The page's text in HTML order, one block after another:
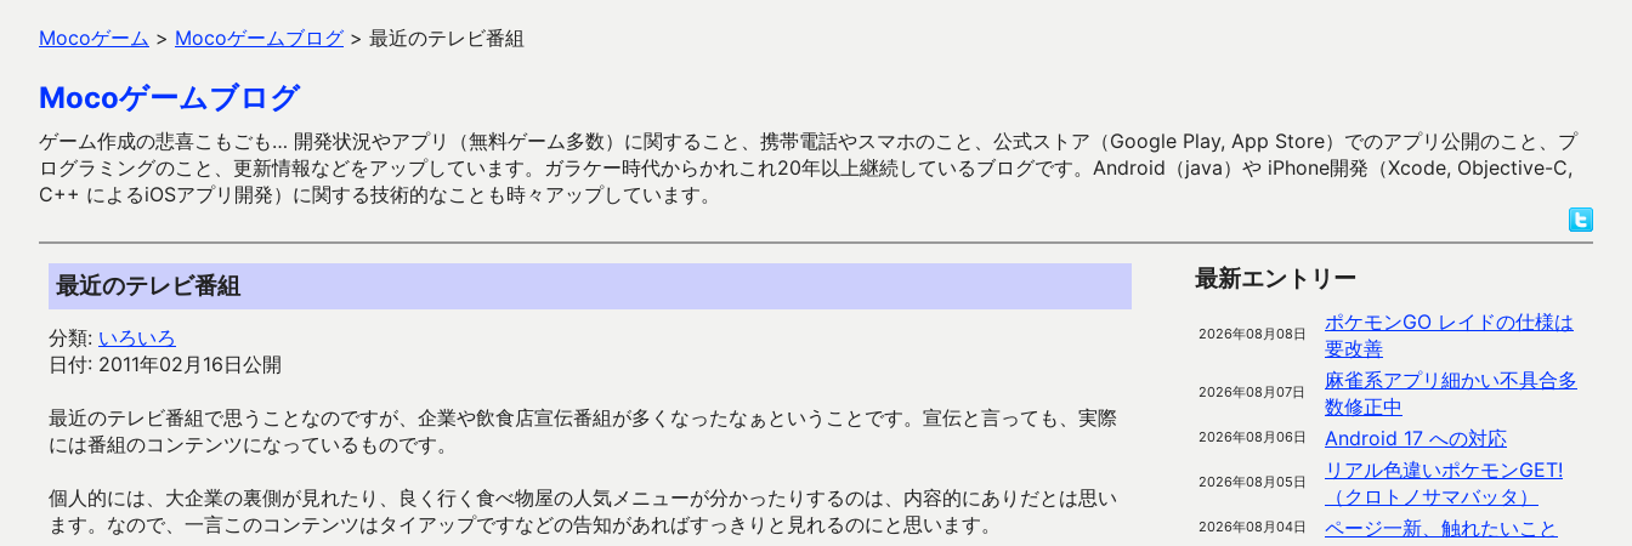
Mocoゲーム > Mocoゲームブログ > 最近のテレビ番組
Mocoゲームブログ
ゲーム作成の悲喜こもごも… 開発状況やアプリ（無料ゲーム多数）に関すること、携帯電話やスマホのこと、公式ストア（Google Play, App Store）でのアプリ公開のこと、プ
ログラミングのこと、更新情報などをアップしています。ガラケー時代からかれこれ20年以上継続しているブログです。Android（java）や iPhone開発（Xcode, Objective-C,
C++ によるiOSアプリ開発）に関する技術的なことも時々アップしています。
最近のテレビ番組
分類: いろいろ
日付: 2011年02月16日公開
最近のテレビ番組で思うことなのですが、企業や飲食店宣伝番組が多くなったなぁということです。宣伝と言っても、実際
には番組のコンテンツになっているものです。
個人的には、大企業の裏側が見れたり、良く行く食べ物屋の人気メニューが分かったりするのは、内容的にありだとは思い
ます。なので、一言このコンテンツはタイアップですなどの告知があればすっきりと見れるのにと思います。
最新エントリー
2026年08月08日
ポケモンGO レイドの仕様は
要改善
2026年08月07日
麻雀系アプリ細かい不具合多
数修正中
2026年08月06日 Android 17 への対応
2026年08月05日
リアル色違いポケモンGET!
（クロトノサマバッタ）
2026年08月04日 ページ一新、触れたいこと